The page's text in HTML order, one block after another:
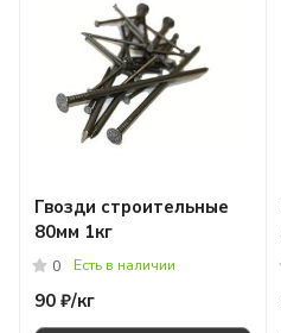
Гвозди строительные
80мм 1кг
0 Есть в наличии
90 ₽/кг